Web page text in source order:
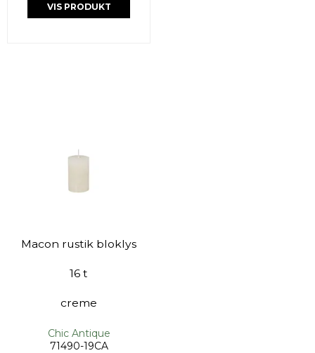
VIS PRODUKT
Macon rustik bloklys
16 t
creme
Chic Antique
71490-19CA